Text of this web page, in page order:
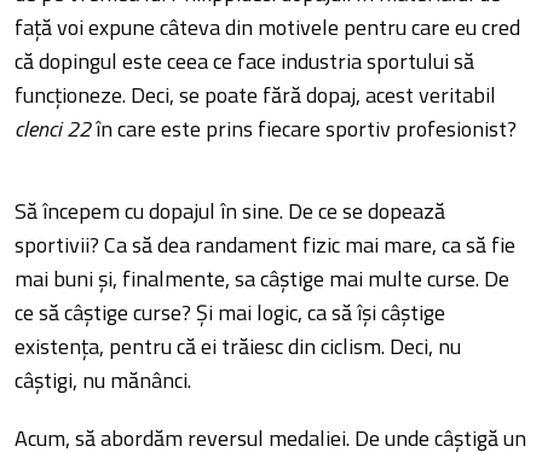
față voi expune câteva din motivele pentru care eu cred
că dopingul este ceea ce face industria sportului să
funcționeze. Deci, se poate fără dopaj, acest veritabil
clenci 22în care este prins fiecare sportiv profesionist?
Să începem cu dopajul în sine. De ce se dopează
sportivii? Ca să dea randament fizic mai mare, ca să fie
mai buni și, finalmente, sa câștige mai multe curse. De
ce să câștige curse? Și mai logic, ca să își câștige
existența, pentru că ei trăiesc din ciclism. Deci, nu
câștigi, nu mănânci.
Acum, să abordăm reversul medaliei. De unde câștigă un